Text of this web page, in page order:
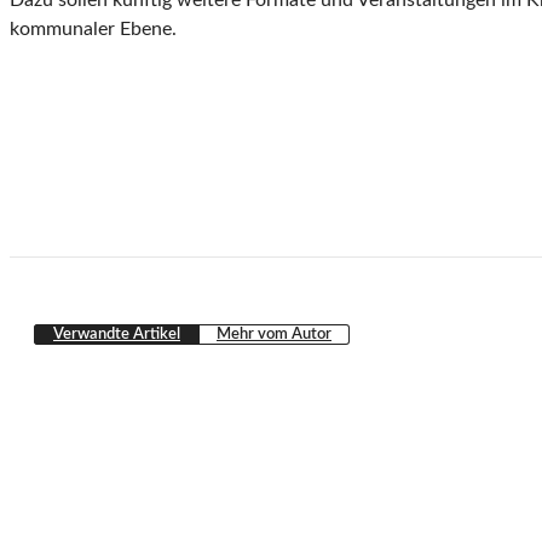
kommunaler Ebene.
Verwandte Artikel Mehr vom Autor